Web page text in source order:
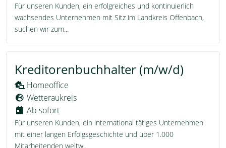
Für unseren Kunden, ein erfolgreiches und kontinuierlich
wachsendes Unternehmen mit Sitz im Landkreis Offenbach,
suchen wir zum...
Kreditorenbuchhalter (m/w/d)
Homeoffice
Wetteraukreis
Ab sofort
Für unseren Kunden, ein international tätiges Unternehmen
mit einer langen Erfolgsgeschichte und über 1.000
Mitarbeitenden weltw...